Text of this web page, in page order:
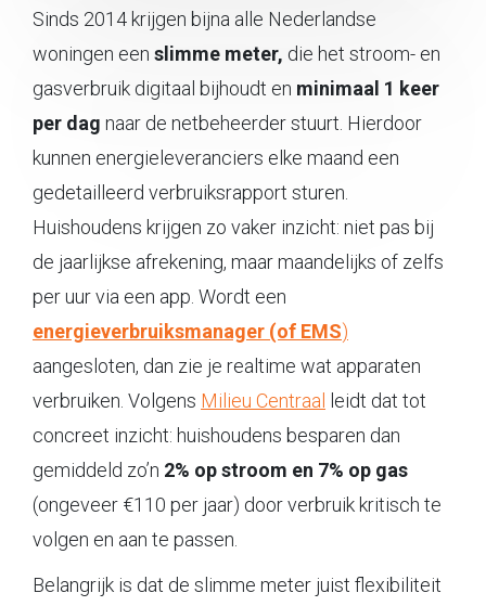
Sinds 2014 krijgen bijna alle Nederlandse
woningen een slimme meter, die het stroom- en
gasverbruik digitaal bijhoudt en minimaal 1 keer
per dag naar de netbeheerder stuurt. Hierdoor
kunnen energieleveranciers elke maand een
gedetailleerd verbruiksrapport sturen.
Huishoudens krijgen zo vaker inzicht: niet pas bij
de jaarlijkse afrekening, maar maandelijks of zelfs
per uur via een app. Wordt een
energieverbruiksmanager (of EMS)
aangesloten, dan zie je realtime wat apparaten
verbruiken. Volgens Milieu Centraal leidt dat tot
concreet inzicht: huishoudens besparen dan
gemiddeld zo’n 2% op stroom en 7% op gas
(ongeveer €110 per jaar) door verbruik kritisch te
volgen en aan te passen.
Belangrijk is dat de slimme meter juist flexibiliteit